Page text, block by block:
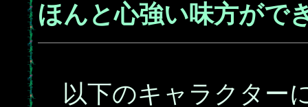
ほんと心強い味方がで
以下のキャラクター